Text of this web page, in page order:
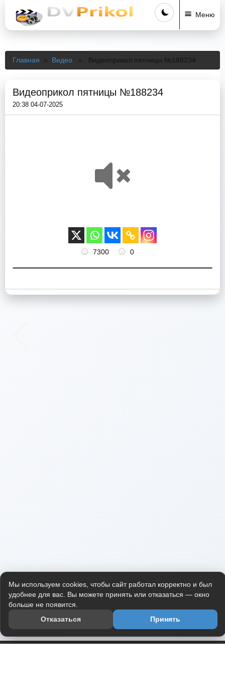
Меню
Главная » Видео » Видеоприкол пятницы №188234
Видеоприкол пятницы №188234
20:38 04-07-2025
7300 0
Мы используем cookies, чтобы сайт работал корректно и был
удобнее для вас. Вы можете принять или отказаться — окно
больше не появится.
Отказаться
Принять